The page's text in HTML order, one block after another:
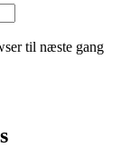
til næste gang